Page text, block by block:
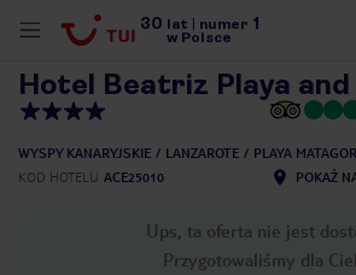
30 lat numer 1
w Polsce
Hotel Beatriz Playa and
WYSPY KANARYJSKIE LANZAROTE
PLAYA
KOD HOTELU ACE25010 POKAŻ
Ups, ta oferta nie jest
Przygotowaliśmy dla